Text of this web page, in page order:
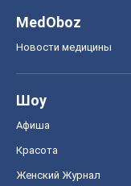
MedOboz
Новости медицины
Шоу
Афиша
Красота
Женский Журнал